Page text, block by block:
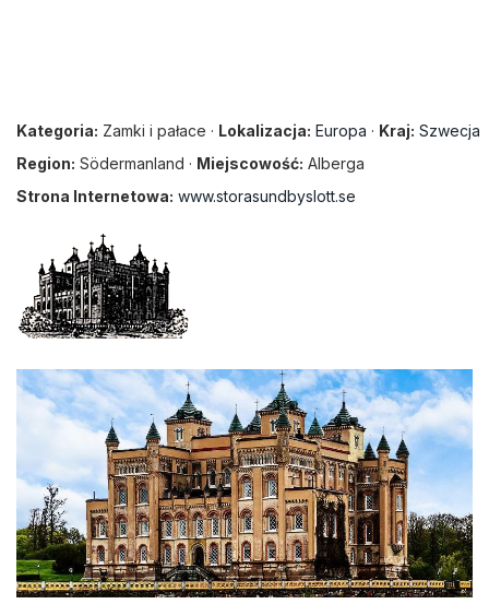
Kategoria: Zamki i pałace · Lokalizacja: Europa · Kraj: Szwecja
Region: Södermanland · Miejscowość: Alberga
Strona Internetowa: www.storasundbyslott.se